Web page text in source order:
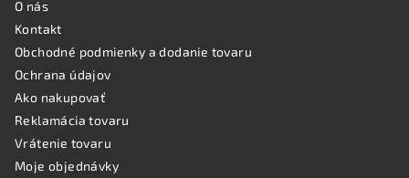
O nás
Kontakt
Obchodné podmienky a dodanie tovaru
Ochrana údajov
Ako nakupovať
Reklamácia tovaru
Vrátenie tovaru
Moje objednávky